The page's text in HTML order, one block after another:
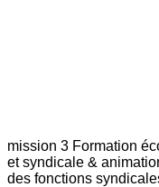
mission 3 Formation
et syndicale &
des fonctions